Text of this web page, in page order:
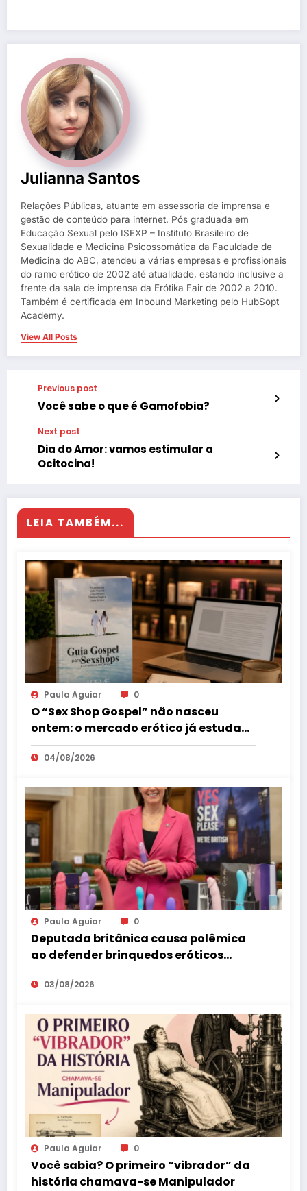
Julianna Santos
Relações Públicas, atuante em assessoria de imprensa e
gestão de conteúdo para internet. Pós graduada em
Educação Sexual pelo ISEXP – Instituto Brasileiro de
Sexualidade e Medicina Psicossomática da Faculdade de
Medicina do ABC, atendeu a várias empresas e profissionais
do ramo erótico de 2002 até atualidade, estando inclusive a
frente da sala de imprensa da Erótika Fair de 2002 a 2010.
Também é certificada em Inbound Marketing pelo HubSopt
Academy.
View All Posts
Previous post
Você sabe o que é Gamofobia?
Next post
Dia do Amor: vamos estimular a
Ocitocina!
LEIA TAMBÉM...
Paula Aguiar 0
O “Sex Shop Gospel” não nasceu
ontem: o mercado erótico já estuda
esse consumidor há mais de uma
década
04/08/2026
Paula Aguiar 0
Deputada britânica causa polêmica
ao defender brinquedos eróticos
como parte da educação sexual
03/08/2026
Paula Aguiar 0
Você sabia? O primeiro “vibrador” da
história chamava-se Manipulador